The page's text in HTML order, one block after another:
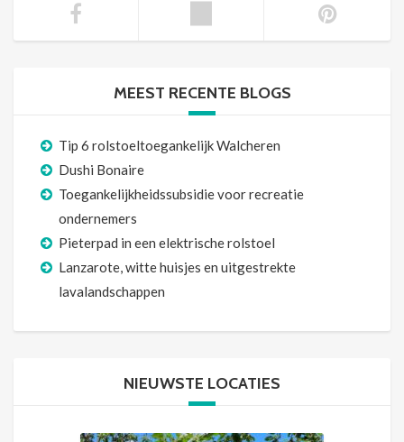
MEEST RECENTE BLOGS
Tip 6 rolstoeltoegankelijk Walcheren
Dushi Bonaire
Toegankelijkheidssubsidie voor recreatie
ondernemers
Pieterpad in een elektrische rolstoel
Lanzarote, witte huisjes en uitgestrekte
lavalandschappen
NIEUWSTE LOCATIES